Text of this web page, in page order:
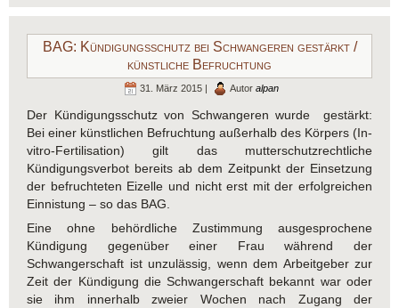
BAG: Kündigungsschutz bei Schwangeren gestärkt /
künstliche Befruchtung
31. März 2015 | Autor alpan
Der Kündigungsschutz von Schwangeren wurde gestärkt:
Bei einer künstlichen Befruchtung außerhalb des Körpers (In-
vitro-Fertilisation) gilt das mutterschutzrechtliche
Kündigungsverbot bereits ab dem Zeitpunkt der Einsetzung
der befruchteten Eizelle und nicht erst mit der erfolgreichen
Einnistung – so das BAG.
Eine ohne behördliche Zustimmung ausgesprochene
Kündigung gegenüber einer Frau während der
Schwangerschaft ist unzulässig, wenn dem Arbeitgeber zur
Zeit der Kündigung die Schwangerschaft bekannt war oder
sie ihm innerhalb zweier Wochen nach Zugang der